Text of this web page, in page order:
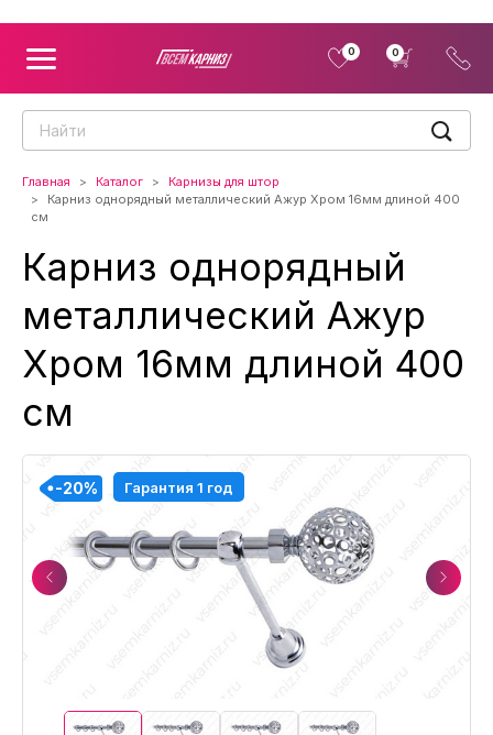
0 0
Главная Каталог
Карнизы для штор
Карниз однорядный металлический Ажур Хром 16мм длиной 400
см
Карниз однорядный
металлический Ажур
Хром 16мм длиной 400
см
Previous
-20% Гарантия 1 год
-20%
-20%
-20%
Next